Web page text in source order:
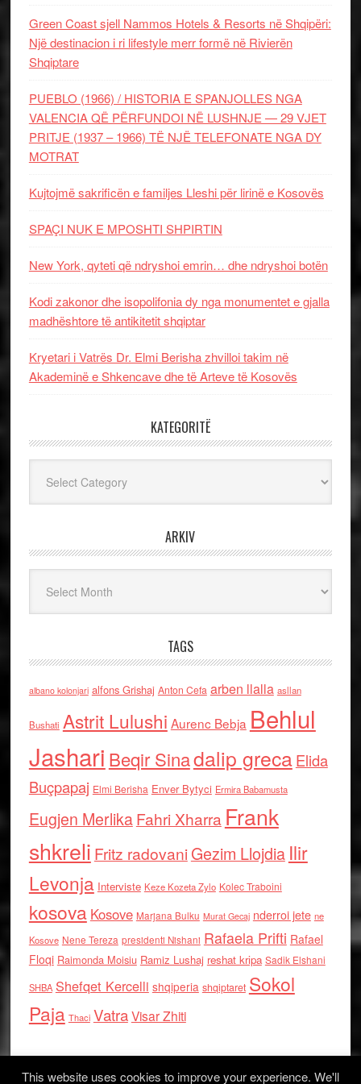
Green Coast sjell Nammos Hotels & Resorts në Shqipëri:
Një destinacion i ri lifestyle merr formë në Rivierën
Shqiptare
PUEBLO (1966) / HISTORIA E SPANJOLLES NGA
VALENCIA QË PËRFUNDOI NË LUSHNJE — 29 VJET
PRITJE (1937 – 1966) TË NJË TELEFONATE NGA DY
MOTRAT
Kujtojmë sakrificën e familjes Lleshi për lirinë e Kosovës
SPAÇI NUK E MPOSHTI SHPIRTIN
New York, qyteti që ndryshoi emrin… dhe ndryshoi botën
Kodi zakonor dhe isopolifonia dy nga monumentet e gjalla
madhështore të antikitetit shqiptar
Kryetari i Vatrës Dr. Elmi Berisha zhvilloi takim në
Akademinë e Shkencave dhe të Arteve të Kosovës
KATEGORITË
ARKIV
TAGS
albano kolonjari alfons Grishaj Anton Cefa arben llalla asllan
Bushati Astrit Lulushi Aurenc Bebja Behlul
Jashari Beqir Sinadalip grecaElida
Buçpapaj Elmi Berisha Enver Bytyci Ermira Babamusta
Eugjen MerlikaFahri Xharra Frank
shkreli Fritz radovaniGezim Llojdia Ilir
Levonja Interviste Keze Kozeta Zylo Kolec Traboini
kosova Kosove Marjana Bulku Murat Gecaj nderroi jete ne
Kosove Nene Tereza presidenti Nishani Rafaela Prifti Rafael
Floqi Raimonda Moisiu Ramiz Lushaj reshat kripa Sadik Elshani
SHBA Shefqet Kercelli shqiperia shqiptaret Sokol
Paja Thaci VatraVisar Zhiti
This website uses cookies to improve your experience. We'll